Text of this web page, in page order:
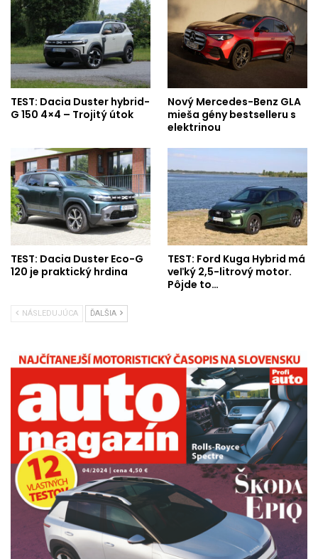
TEST: Dacia Duster hybrid-
G 150 4×4 – Trojitý útok
Nový Mercedes-Benz GLA
mieša gény bestselleru s
elektrinou
TEST: Dacia Duster Eco-G
120 je praktický hrdina
TEST: Ford Kuga Hybrid má
veľký 2,5-litrový motor.
Pôjde to…
NÁSLEDUJÚCA ĎALŠIA